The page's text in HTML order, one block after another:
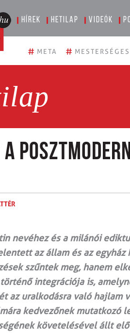
Hírek Hetilap Videók
# META #
nevéhez és a milánói
az állam és az egyház
szűntek meg, hanem
integrációja is,
az uralkodásra való hajlam
kedvezőnek mutatkozó
követelésével állt elő